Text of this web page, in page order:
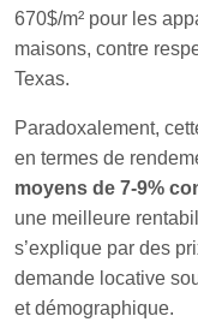
670$/m² pour les
maisons, contre
Texas.
Paradoxalement,
en termes de
moyens de 7-9%
une meilleure
s’explique par des
demande locative
et démographique.